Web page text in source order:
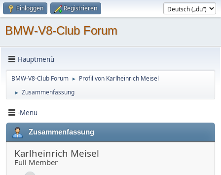
Einloggen Registrieren
BMW-V8-Club Forum
Hauptmenü
BMW-V8-Club Forum ► Profil von Karlheinrich Meisel
► Zusammenfassung
-Menü
Zusammenfassung
Karlheinrich Meisel
Full Member